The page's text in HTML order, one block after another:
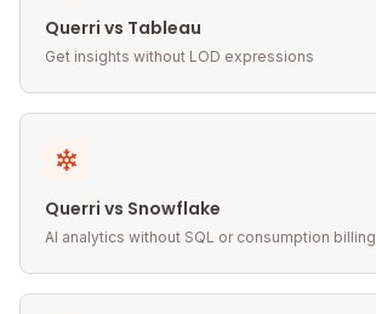
Querri vs Tableau
Get insights without LOD expressions
Querri vs Snowflake
AI analytics without SQL or consumption billing